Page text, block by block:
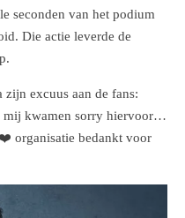
seconden van het podium
Die actie leverde de
excuus aan de fans:
mij kwamen sorry hiervoor…
organisatie bedankt voor